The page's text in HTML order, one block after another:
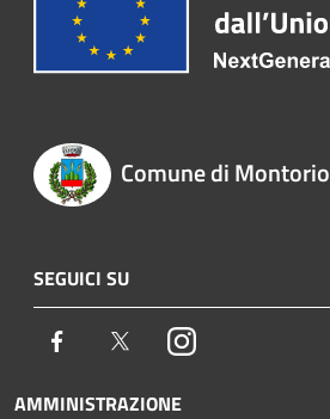
Comune di
SEGUICI SU
Facebook TwitterInstagram
AMMINISTRAZIONE